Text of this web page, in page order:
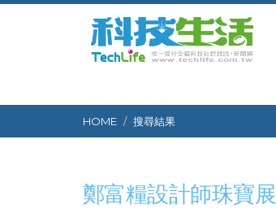
HOME 搜尋結果
鄭富糧設計師珠寶展